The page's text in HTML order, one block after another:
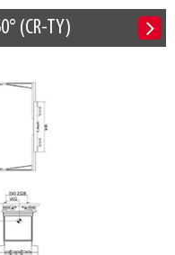
(CR-TY)